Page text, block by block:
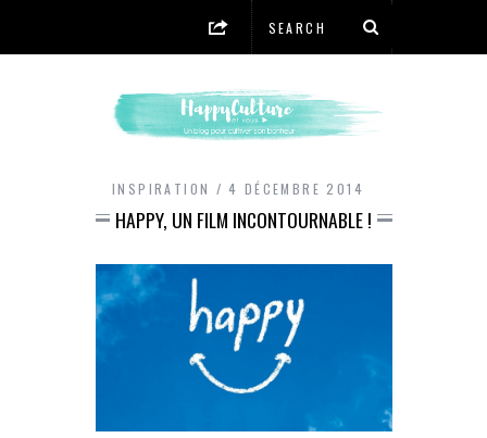
INSPIRATION 4 DÉCEMBRE 2014
HAPPY, UN FILM INCONTOURNABLE !